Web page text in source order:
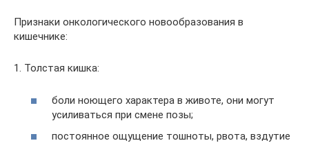
Признаки онкологического новообразования в
кишечнике:
1. Толстая кишка:
боли ноющего характера в животе, они могут
усиливаться при смене позы;
постоянное ощущение тошноты, рвота, вздутие